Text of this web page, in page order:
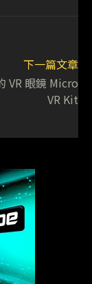
下一篇文章
VR 眼鏡 Micro
VR Kit